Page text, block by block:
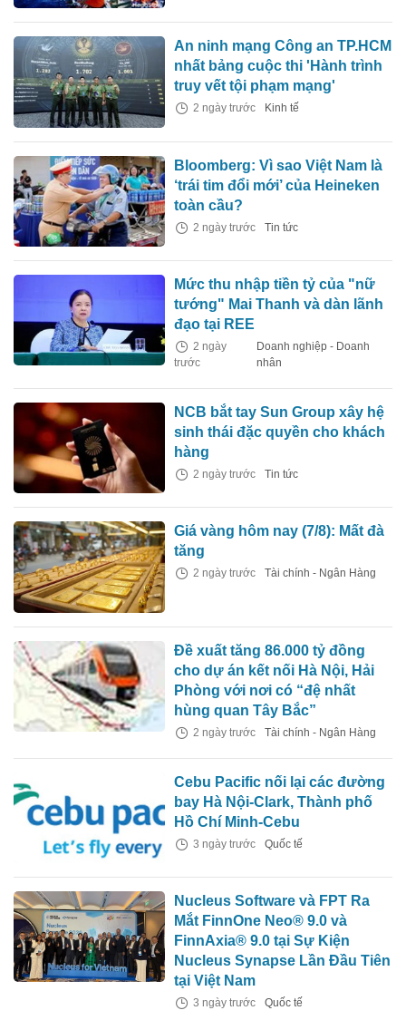
An ninh mạng Công an TP.HCM
nhất bảng cuộc thi 'Hành trình
truy vết tội phạm mạng'
2 ngày trước Kinh tế
Bloomberg: Vì sao Việt Nam là
‘trái tim đổi mới’ của Heineken
toàn cầu?
2 ngày trước Tin tức
Mức thu nhập tiền tỷ của "nữ
tướng" Mai Thanh và dàn lãnh
đạo tại REE
2 ngày
trước
Doanh nghiệp - Doanh
nhân
NCB bắt tay Sun Group xây hệ
sinh thái đặc quyền cho khách
hàng
2 ngày trước Tin tức
Giá vàng hôm nay (7/8): Mất đà
tăng
2 ngày trước Tài chính - Ngân Hàng
Đề xuất tăng 86.000 tỷ đồng
cho dự án kết nối Hà Nội, Hải
Phòng với nơi có “đệ nhất
hùng quan Tây Bắc”
2 ngày trước Tài chính - Ngân Hàng
Cebu Pacific nối lại các đường
bay Hà Nội-Clark, Thành phố
Hồ Chí Minh-Cebu
3 ngày trước Quốc tế
Nucleus Software và FPT Ra
Mắt FinnOne Neo® 9.0 và
FinnAxia® 9.0 tại Sự Kiện
Nucleus Synapse Lần Đầu Tiên
tại Việt Nam
3 ngày trước Quốc tế